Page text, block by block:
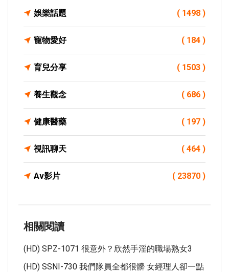
娛樂話題 ( 1498 )
寵物愛好 ( 184 )
育兒分享 ( 1503 )
養生觀念 ( 686 )
健康醫藥 ( 197 )
視訊聊天 ( 464 )
Av影片 ( 23870 )
相關閱讀
(HD) SPZ-1071 很意外？欣然手淫的職場熟女3
(HD) SSNI-730 我們隊員全都很髒 女經理人卻一點